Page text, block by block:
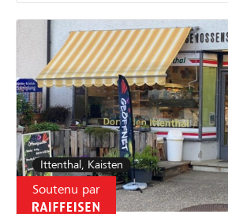
Ittenthal, Kaisten
Soutenu par